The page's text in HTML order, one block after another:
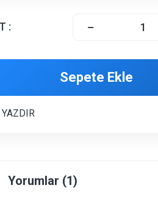
:
Sepete Ekle
YAZDIR
Yorumlar (1)